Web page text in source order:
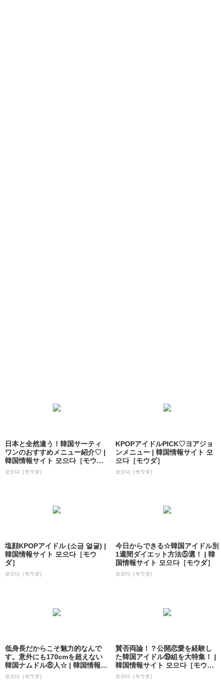
日本と全然違う！韓国サーティ
ワンのおすすめメニュー紹介♡ |
韓国情報サイト 모으다［モウ
ダ］
모으다［モウダ］
KPOPアイドルPICK♡ヨアジョ
ンメニュー | 韓国情報サイト 모
으다［モウダ］
모으다［モウダ］
塩顔KPOPアイドル (소금 얼굴) |
韓国情報サイト 모으다［モウ
ダ］
모으다［モウダ］
今日からできる☆韓国アイドル別
1週間ダイエット方法⑤選！ | 韓
国情報サイト 모으다［モウダ］
모으다［モウダ］
低身長だからこそ魅力的なんで
す。意外にも170cmを超えない
韓国ナムドル⑧人☆ | 韓国情報サ
イト...
모으다［モウダ］
賛否両論！？公開恋愛を経験し
た韓国アイドル⑲組を大特集！ |
韓国情報サイト 모으다［モウ
ダ］
모으다［モウダ］